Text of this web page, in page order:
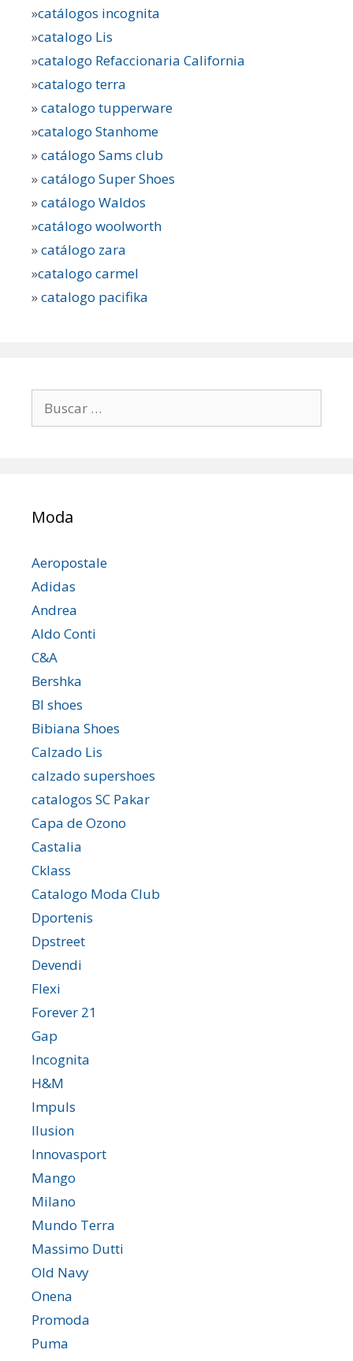
»catálogos incognita
»catalogo Lis
»catalogo Refaccionaria California
»catalogo terra
»catalogo tupperware
»catalogo Stanhome
»catálogo Sams club
»catálogo Super Shoes
»catálogo Waldos
»catálogo woolworth
»catálogo zara
»catalogo carmel
»catalogo pacifika
Moda
Aeropostale
Adidas
Andrea
Aldo Conti
C&A
Bershka
Bl shoes
Bibiana Shoes
Calzado Lis
calzado supershoes
catalogos SC Pakar
Capa de Ozono
Castalia
Cklass
Catalogo Moda Club
Dportenis
Dpstreet
Devendi
Flexi
Forever 21
Gap
Incognita
H&M
Impuls
Ilusion
Innovasport
Mango
Milano
Mundo Terra
Massimo Dutti
Old Navy
Onena
Promoda
Puma